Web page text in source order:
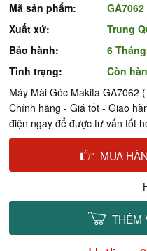
Mã sản phẩm:
GA7062
Xuất xứ:
Trung
Bảo hành:
6 Tháng
Tình trạng:
Còn
Máy Mài Góc Makita GA7062
Chính hãng - Giá tốt - Giao
điện ngay để được tư vấn tốt
MUA
THÊM